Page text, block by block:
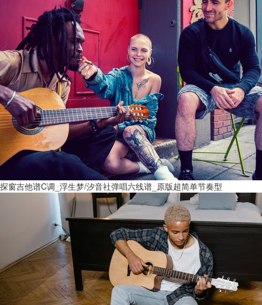
探窗吉他谱C调_浮生梦/汐音社弹唱六线谱_原版超简单节奏型